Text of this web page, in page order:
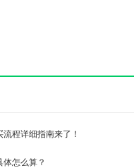
程详细指南来了！
怎么算？